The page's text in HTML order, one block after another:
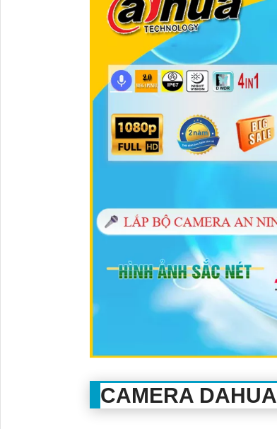
CAMERA DAHUA